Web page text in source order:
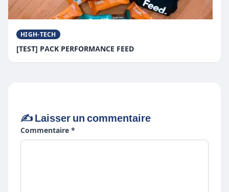
HIGH-TECH
[TEST] PACK PERFORMANCE FEED
✍️ Laisser un commentaire
Commentaire *